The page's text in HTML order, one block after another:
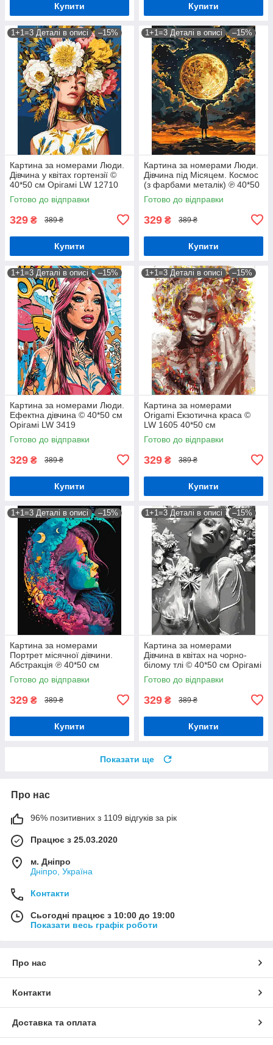
Купити Купити
1+1=3 Деталі в описі –15%
Картина за номерами Люди.
Дівчина у квітах гортензії ©
40*50 см Орігамі LW 12710
Готово до відправки
329 ₴ 389 ₴
Купити
1+1=3 Деталі в описі –15%
Картина за номерами Люди.
Дівчина під Місяцем. Космос
(з фарбами металік) ℗ 40*50
см Орігамі LW 3401
Готово до відправки
329 ₴ 389 ₴
Купити
1+1=3 Деталі в описі –15%
Картина за номерами Люди.
Ефектна дівчина © 40*50 см
Орігамі LW 3419
Готово до відправки
329 ₴ 389 ₴
Купити
1+1=3 Деталі в описі –15%
Картина за номерами
Origami Екзотична краса ©
LW 1605 40*50 см
Готово до відправки
329 ₴ 389 ₴
Купити
1+1=3 Деталі в описі –15%
Картина за номерами
Портрет місячної дівчини.
Абстракція ℗ 40*50 см
Орігамі LW 31640
Готово до відправки
329 ₴ 389 ₴
Купити
1+1=3 Деталі в описі –15%
Картина за номерами
Дівчина в квітах на чорно-
білому тлі © 40*50 см Орігамі
LW 30580
Готово до відправки
329 ₴ 389 ₴
Купити
Показати ще
Про нас
96% позитивних з 1109 відгуків за рік
Працює з 25.03.2020
м. Дніпро
Дніпро, Україна
Контакти
Сьогодні працює з 10:00 до 19:00
Показати весь графік роботи
Про нас
Контакти
Доставка та оплата